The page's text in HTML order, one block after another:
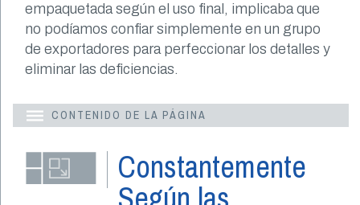
empaquetada según el uso final, implicaba que
no podíamos confiar simplemente en un grupo
de exportadores para perfeccionar los detalles y
eliminar las deficiencias.
CONTENIDO DE LA PÁGINA
Constantemente